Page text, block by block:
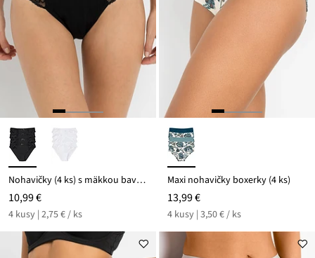
Nohavičky (4 ks) s mäkkou bavlnou a čipkou
10,99 €
4 kusy | 2,75 € / ks
Maxi nohavičky boxerky (4 ks)
13,99 €
4 kusy | 3,50 € / ks